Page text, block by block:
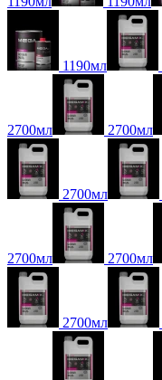
1190мл
2700мл 2700мл
2700мл
2700мл 2700мл
2700мл